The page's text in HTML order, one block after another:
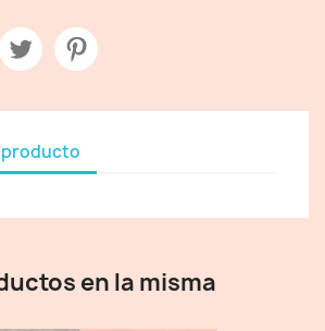
producto
en la misma